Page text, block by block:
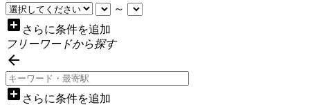
～
add_box さらに条件を追加
フリーワードから探す

add_box さらに条件を追加